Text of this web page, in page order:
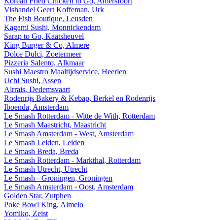
Vishandel Geert Koffeman, Urk
The Fish Boutique, Leusden
Kagami Sushi, Monnickendam
Sarap to Go, Kaatsheuvel
King Burger & Co, Almere
Dolce Dulci, Zoetermeer
Pizzeria Salento, Alkmaar
Sushi Maestro Maaltijdservice, Heerlen
Uchi Sushi, Assen
Alrrais, Dedemsvaart
Rodenrijs Bakery & Kebap, Berkel en Rodenrijs
Iboenda, Amsterdam
Le Smash Rotterdam - Witte de With, Rotterdam
Le Smash Maastricht, Maastricht
Le Smash Amsterdam - West, Amsterdam
Le Smash Leiden, Leiden
Le Smash Breda, Breda
Le Smash Rotterdam - Markthal, Rotterdam
Le Smash Utrecht, Utrecht
Le Smash - Groningen, Groningen
Le Smash Amsterdam - Oost, Amsterdam
Golden Star, Zutphen
Poke Bowl King, Almelo
Yomiko, Zeist